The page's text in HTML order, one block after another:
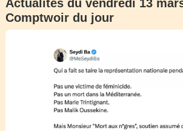
Actualités du vendredi 13
Comptwoir du jour